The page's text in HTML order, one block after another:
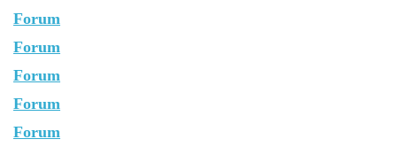
Forum
Forum
Forum
Forum
Forum